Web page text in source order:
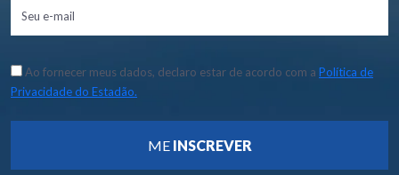
Ao fornecer meus dados, declaro estar de acordo com a Política de
Privacidade do Estadão.
ME INSCREVER